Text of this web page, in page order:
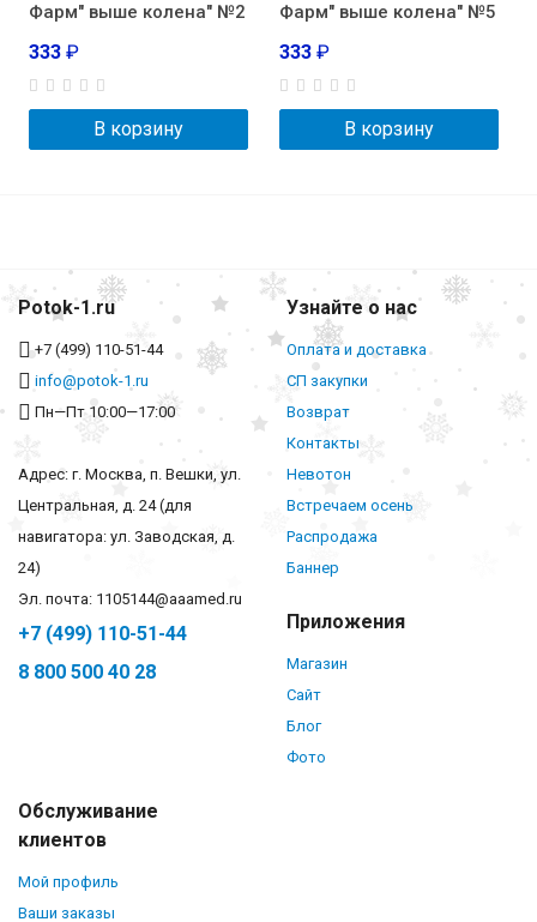
Фарм" выше колена" №2
333 ₽
В корзину
Фарм" выше колена" №5
333 ₽
В корзину
Potok-1.ru
+7 (499) 110-51-44
info@potok-1.ru
Пн—Пт 10:00—17:00
Адрес: г. Москва, п. Вешки, ул.
Центральная, д. 24 (для
навигатора: ул. Заводская, д.
24)
Эл. почта: 1105144@aaamed.ru
+7 (499) 110-51-44
8 800 500 40 28
Узнайте о нас
Оплата и доставка
СП закупки
Возврат
Контакты
Невотон
Встречаем осень
Распродажа
Баннер
Приложения
Магазин
Сайт
Блог
Фото
Обслуживание
клиентов
Мой профиль
Ваши заказы